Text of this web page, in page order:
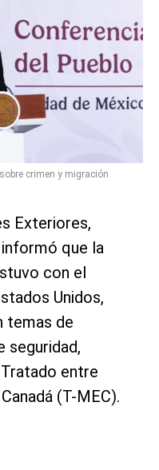
crimen y migración
Exteriores,
que la
con el
Unidos,
temas de
seguridad,
entre
(T-MEC).